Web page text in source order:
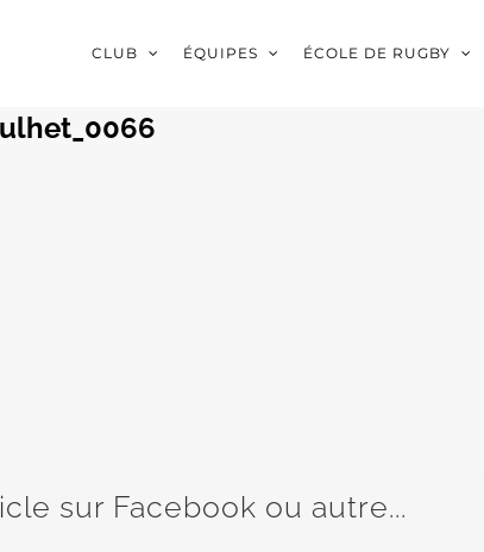
CLUB ÉQUIPES ÉCOLE DE RUGBY
sur Facebook ou autre...